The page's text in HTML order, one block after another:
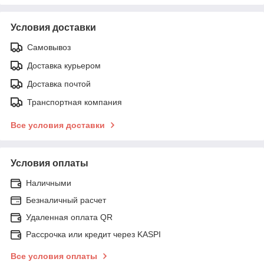
Условия доставки
Самовывоз
Доставка курьером
Доставка почтой
Транспортная компания
Все условия доставки
Условия оплаты
Наличными
Безналичный расчет
Удаленная оплата QR
Рассрочка или кредит через KASPI
Все условия оплаты